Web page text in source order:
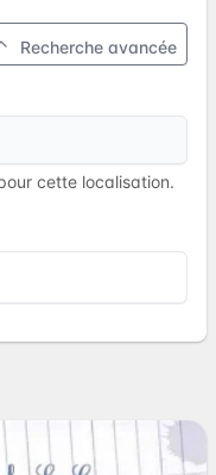
Recherche avancée
cette localisation.